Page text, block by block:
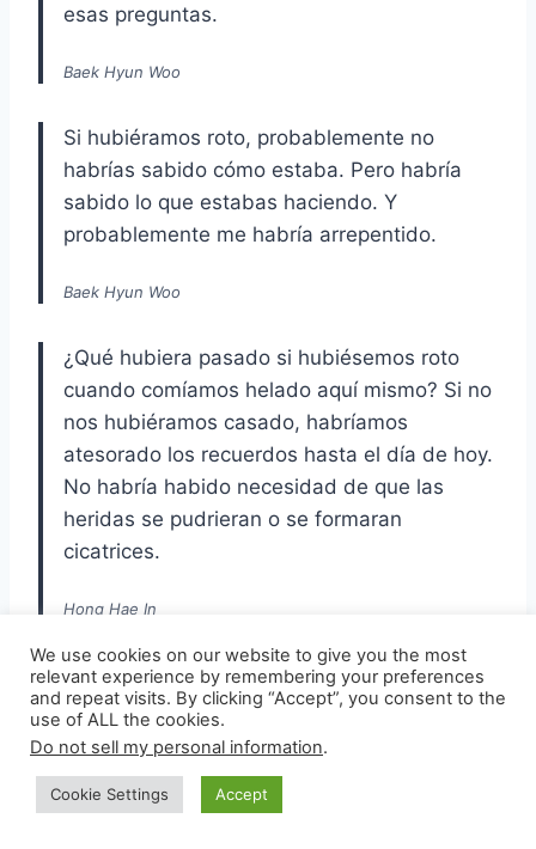
esas preguntas.
Baek Hyun Woo
Si hubiéramos roto, probablemente no
habrías sabido cómo estaba. Pero habría
sabido lo que estabas haciendo. Y
probablemente me habría arrepentido.
Baek Hyun Woo
¿Qué hubiera pasado si hubiésemos roto
cuando comíamos helado aquí mismo? Si no
nos hubiéramos casado, habríamos
atesorado los recuerdos hasta el día de hoy.
No habría habido necesidad de que las
heridas se pudrieran o se formaran
cicatrices.
Hong Hae In
¿Y si hubiéramos hecho precisamente eso?
Si nos hubiéramos aplicado ungüento a
tiempo, desinfectado nuestras heridas y
reemplazado nuestras vendas cada vez,
¿habría sido diferente?
We use cookies on our website to give you the most
relevant experience by remembering your preferences
and repeat visits. By clicking “Accept”, you consent to the
use of ALL the cookies.
Do not sell my personal information.
Cookie Settings Accept